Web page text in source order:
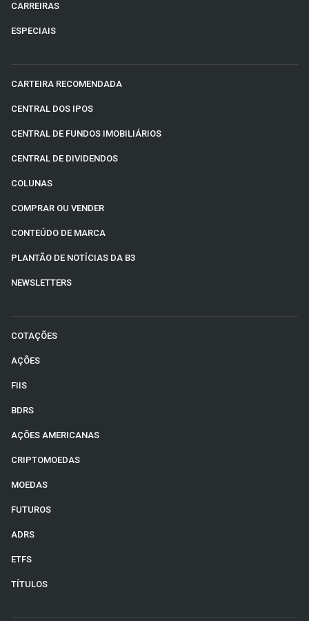
CARREIRAS
ESPECIAIS
CARTEIRA RECOMENDADA
CENTRAL DOS IPOS
CENTRAL DE FUNDOS IMOBILIÁRIOS
CENTRAL DE DIVIDENDOS
COLUNAS
COMPRAR OU VENDER
CONTEÚDO DE MARCA
PLANTÃO DE NOTÍCIAS DA B3
NEWSLETTERS
COTAÇÕES
AÇÕES
FIIS
BDRS
AÇÕES AMERICANAS
CRIPTOMOEDAS
MOEDAS
FUTUROS
ADRS
ETFS
TÍTULOS